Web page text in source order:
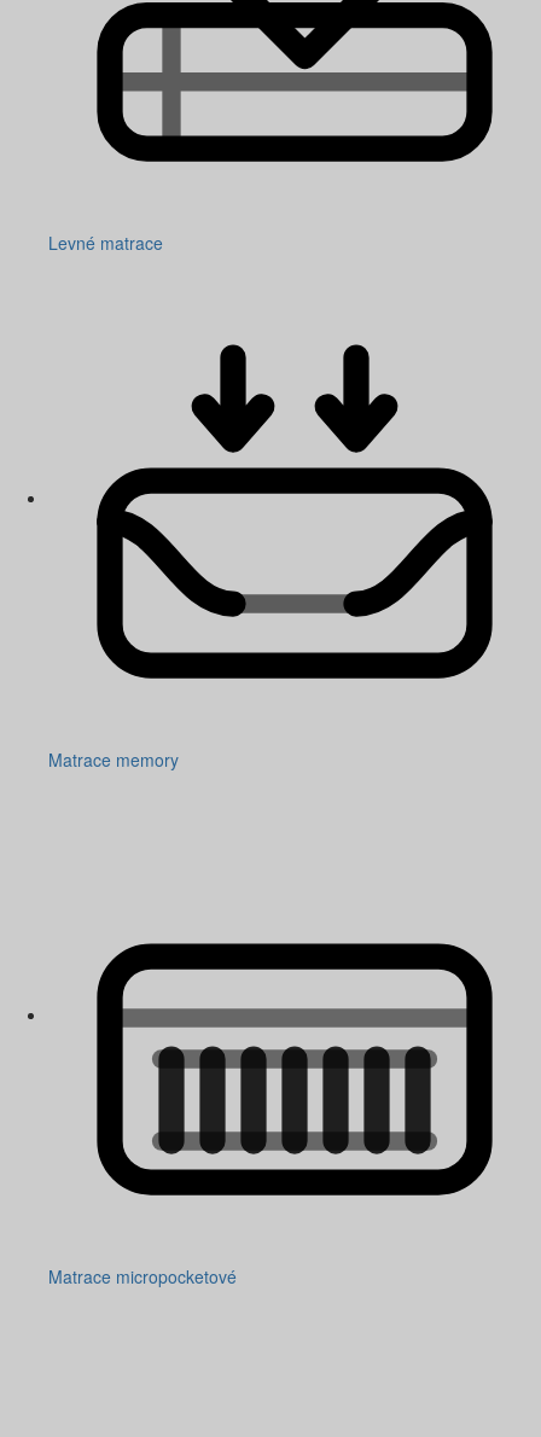
Levné matrace
Matrace memory
Matrace micropocketové